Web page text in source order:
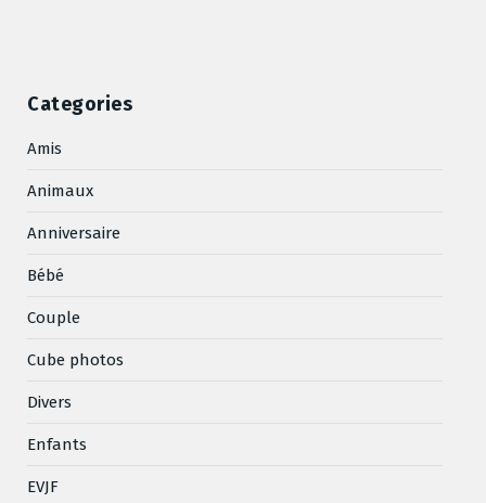
Categories
Amis
Animaux
Anniversaire
Bébé
Couple
Cube photos
Divers
Enfants
EVJF